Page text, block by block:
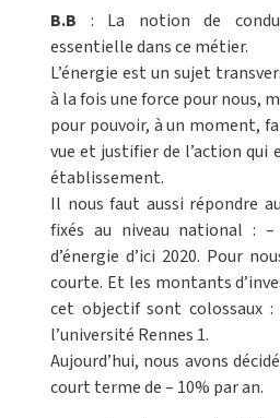
B.B : La notion de
essentielle dans ce métier.
L’énergie est un sujet
à la fois une force pour nous,
pour pouvoir, à un moment,
vue et justifier de l’action qui
établissement.
Il nous faut aussi répondre
fixés au niveau national :
d’énergie d’ici 2020. Pour
courte. Et les montants
cet objectif sont colossaux :
l’université Rennes 1.
Aujourd’hui, nous avons
court terme de – 10% par an.